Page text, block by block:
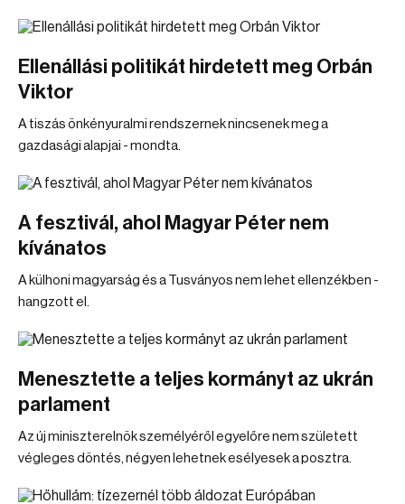
Ellenállási politikát hirdetett meg Orbán
Viktor
A tiszás önkényuralmi rendszernek nincsenek meg a
gazdasági alapjai - mondta.
A fesztivál, ahol Magyar Péter nem
kívánatos
A külhoni magyarság és a Tusványos nem lehet ellenzékben -
hangzott el.
Menesztette a teljes kormányt az ukrán
parlament
Az új miniszterelnök személyéről egyelőre nem született
végleges döntés, négyen lehetnek esélyesek a posztra.